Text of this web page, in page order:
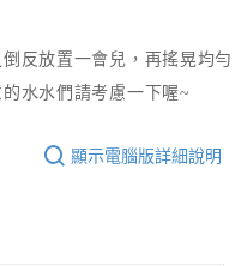
反放置一會兒，再搖晃均勻
水水們請考慮一下喔~
顯示電腦版詳細說明